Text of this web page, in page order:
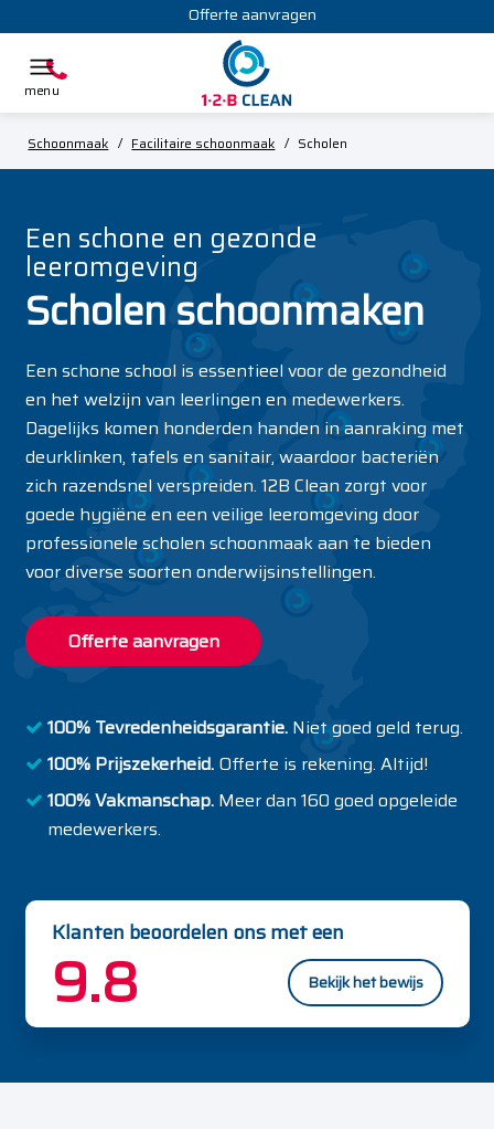
Offerte aanvragen
Schoonmaak / Facilitaire schoonmaak / Scholen
Een schone en gezonde
leeromgeving
Scholen schoonmaken
Een schone school is essentieel voor de gezondheid
en het welzijn van leerlingen en medewerkers.
Dagelijks komen honderden handen in aanraking met
deurklinken, tafels en sanitair, waardoor bacteriën
zich razendsnel verspreiden. 12B Clean zorgt voor
goede hygiëne en een veilige leeromgeving door
professionele scholen schoonmaak aan te bieden
voor diverse soorten onderwijsinstellingen.
Offerte aanvragen
100% Tevredenheidsgarantie. Niet goed geld terug.
100% Prijszekerheid. Offerte is rekening. Altijd!
100% Vakmanschap. Meer dan 160 goed opgeleide
medewerkers.
Klanten beoordelen ons met een
9.8 Bekijk het bewijs